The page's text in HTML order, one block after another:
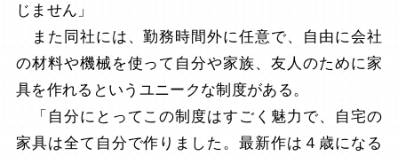
じません」
また同社には、勤務時間外に任意で、自由に会社
の材料や機械を使って自分や家族、友人のために家
具を作れるというユニークな制度がある。
「自分にとってこの制度はすごく魅力で、自宅の
家具は全て自分で作りました。最新作は４歳になる